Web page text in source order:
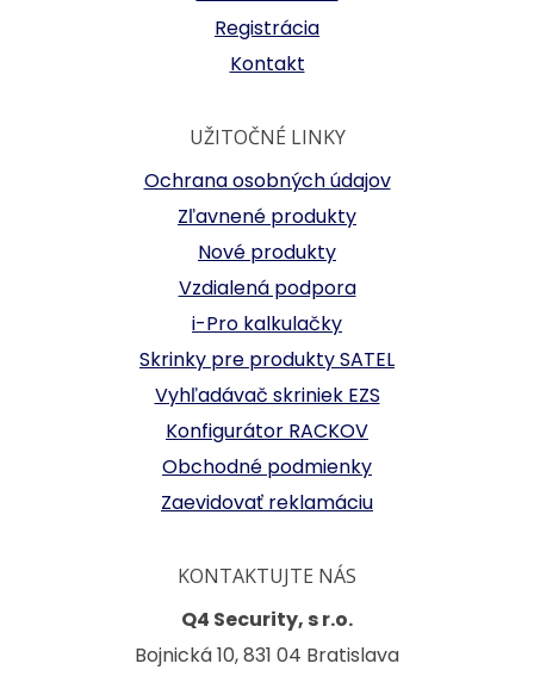
Registrácia
Kontakt
UŽITOČNÉ LINKY
Ochrana osobných údajov
Zľavnené produkty
Nové produkty
Vzdialená podpora
i-Pro kalkulačky
Skrinky pre produkty SATEL
Vyhľadávač skriniek EZS
Konfigurátor RACKOV
Obchodné podmienky
Zaevidovať reklamáciu
KONTAKTUJTE NÁS
Q4 Security, s r.o.
Bojnická 10, 831 04 Bratislava